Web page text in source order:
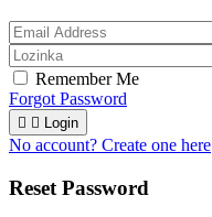
Remember Me
Forgot Password
  Login
No account? Create one here
Reset Password